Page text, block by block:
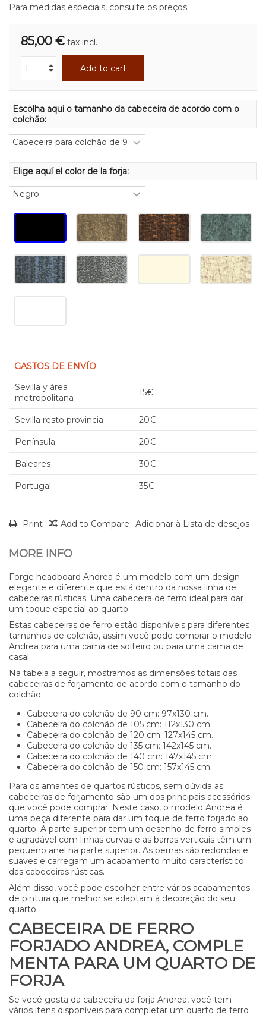
Para medidas especiais, consulte os preços.
85,00 € tax incl.
Add to cart
Elige aquí el color de la forja:
Escolha aqui o tamanho da cabeceira de acordo com o
colchão:
GASTOS DE ENVÍO
Sevilla y área
metropolitana
15€
Sevilla resto provincia 20€
Península 20€
Baleares 30€
Portugal 35€
Print Add to Compare Adicionar à Lista de desejos
MORE INFO
Forge headboard Andrea é um modelo com um design
elegante e diferente que está dentro da nossa linha de
cabeceiras rústicas. Uma cabeceira de ferro ideal para dar
um toque especial ao quarto.
Estas cabeceiras de ferro estão disponíveis para diferentes
tamanhos de colchão, assim você pode comprar o modelo
Andrea para uma cama de solteiro ou para uma cama de
casal.
Na tabela a seguir, mostramos as dimensões totais das
cabeceiras de forjamento de acordo com o tamanho do
colchão:
Cabeceira do colchão de 90 cm: 97x130 cm.
Cabeceira do colchão de 105 cm: 112x130 cm.
Cabeceira do colchão de 120 cm: 127x145 cm.
Cabeceira do colchão de 135 cm: 142x145 cm.
Cabeceira do colchão de 140 cm: 147x145 cm.
Cabeceira do colchão de 150 cm: 157x145 cm.
Para os amantes de quartos rústicos, sem dúvida as
cabeceiras de forjamento são um dos principais acessórios
que você pode comprar. Neste caso, o modelo Andrea é
uma peça diferente para dar um toque de ferro forjado ao
quarto. A parte superior tem um desenho de ferro simples
e agradável com linhas curvas e as barras verticais têm um
pequeno anel na parte superior. As pernas são redondas e
suaves e carregam um acabamento muito característico
das cabeceiras rústicas.
Além disso, você pode escolher entre vários acabamentos
de pintura que melhor se adaptam à decoração do seu
quarto.
CABECEIRA DE FERRO
FORJADO ANDREA, COMPLE
MENTA PARA UM QUARTO DE
FORJA
Se você gosta da cabeceira da forja Andrea, você tem
vários itens disponíveis para completar um quarto de ferro